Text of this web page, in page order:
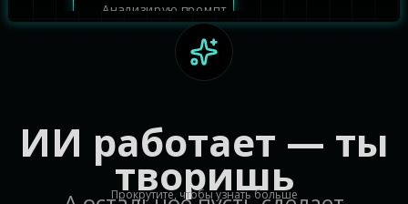
Прокрутите, чтобы узнать больше
Анализирую промпт
Ищу в интернете
Размышляю...
Генерирую видео с Runway
Размышляю...
ИИ работает — ты
творишь